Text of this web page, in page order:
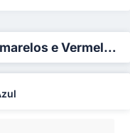
e Vermelhos?